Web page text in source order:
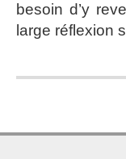
d’une
crise
besoin d’y
large réflexion